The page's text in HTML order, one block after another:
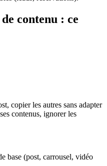
contenu : ce
copier les autres sans adapter
contenus, ignorer les
base (post, carrousel, vidéo